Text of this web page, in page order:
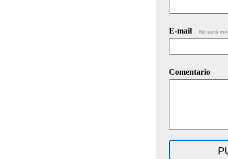
E-mail No será
Comentario